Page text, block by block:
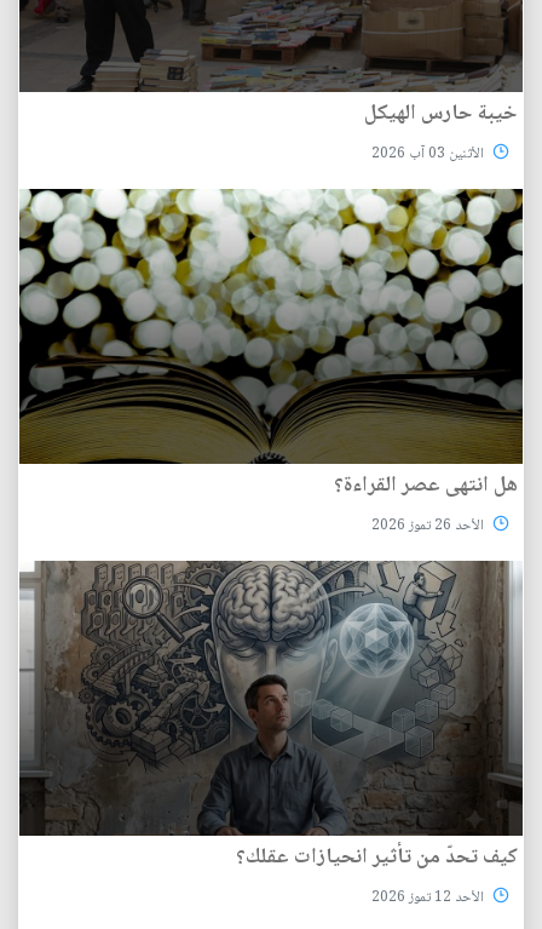
خيبة حارس الهيكل
الأثنين 03 آب 2026
هل انتهى عصر القراءة؟
الأحد 26 تموز 2026
كيف تحدّ من تأثير انحيازات عقلك؟
الأحد 12 تموز 2026